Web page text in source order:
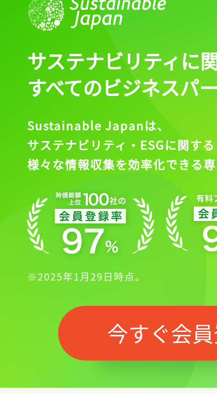
サステナビリティに
すべてのビジネスパ
Sustainable Japanは、
サステナビリティ・ESGに関する
様々な情報収集を効率化できる
※2025年1月29日時点。
今すぐ会